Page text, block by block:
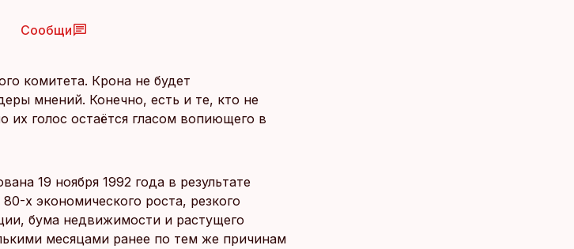
Сообщи
комитета. Крона не будет
мнений. Конечно, есть и те, кто не
их голос остаётся гласом вопиющего в
19 ноября 1992 года в результате
х экономического роста, резкого
бума недвижимости и растущего
месяцами ранее по тем же причинам